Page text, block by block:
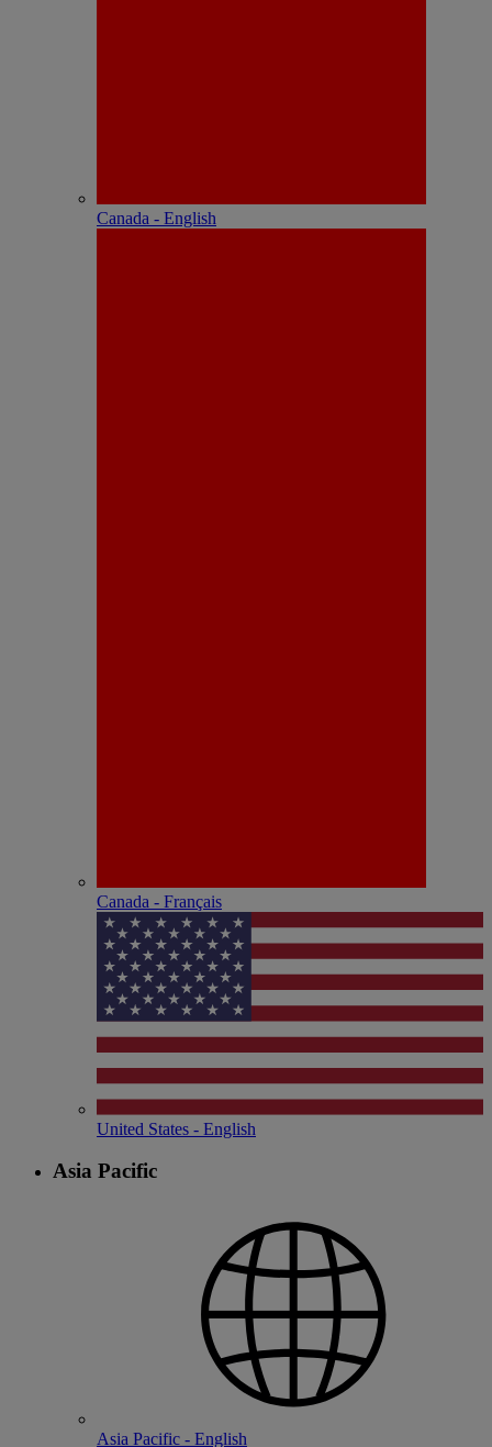
Canada - English
Canada - Français
United States - English
Asia Pacific
Asia Pacific - English